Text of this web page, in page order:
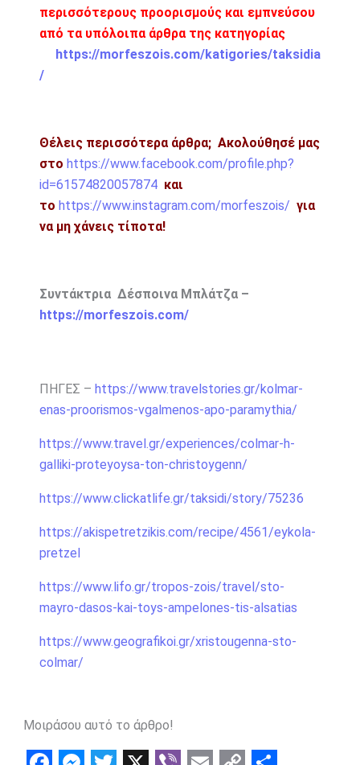
περισσότερους προορισμούς και εμπνεύσου
από τα υπόλοιπα άρθρα της κατηγορίας
https://morfeszois.com/katigories/taksidia
/
Θέλεις περισσότερα άρθρα; Ακολούθησέ μας
στο https://www.facebook.com/profile.php?
id=61574820057874 και
το https://www.instagram.com/morfeszois/ για
να μη χάνεις τίποτα!
Συντάκτρια Δέσποινα Μπλάτζα –
https://morfeszois.com/
ΠΗΓΕΣ – https://www.travelstories.gr/kolmar-
enas-proorismos-vgalmenos-apo-paramythia/
https://www.travel.gr/experiences/colmar-h-
galliki-proteyoysa-ton-christoygenn/
https://www.clickatlife.gr/taksidi/story/75236
https://akispetretzikis.com/recipe/4561/eykola-
pretzel
https://www.lifo.gr/tropos-zois/travel/sto-
mayro-dasos-kai-toys-ampelones-tis-alsatias
https://www.geografikoi.gr/xristougenna-sto-
colmar/
Μοιράσου αυτό το άρθρο!